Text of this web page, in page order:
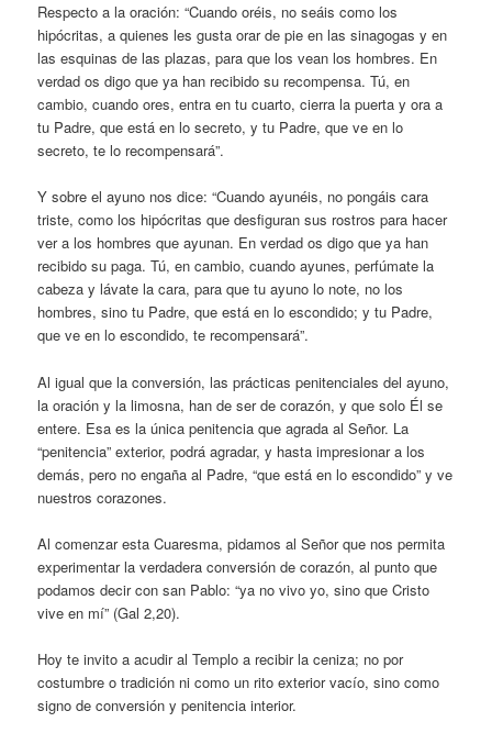
Respecto a la oración: “Cuando oréis, no seáis como los
hipócritas, a quienes les gusta orar de pie en las sinagogas y en
las esquinas de las plazas, para que los vean los hombres. En
verdad os digo que ya han recibido su recompensa. Tú, en
cambio, cuando ores, entra en tu cuarto, cierra la puerta y ora a
tu Padre, que está en lo secreto, y tu Padre, que ve en lo
secreto, te lo recompensará”.
Y sobre el ayuno nos dice: “Cuando ayunéis, no pongáis cara
triste, como los hipócritas que desfiguran sus rostros para hacer
ver a los hombres que ayunan. En verdad os digo que ya han
recibido su paga. Tú, en cambio, cuando ayunes, perfúmate la
cabeza y lávate la cara, para que tu ayuno lo note, no los
hombres, sino tu Padre, que está en lo escondido; y tu Padre,
que ve en lo escondido, te recompensará”.
Al igual que la conversión, las prácticas penitenciales del ayuno,
la oración y la limosna, han de ser de corazón, y que solo Él se
entere. Esa es la única penitencia que agrada al Señor. La
“penitencia” exterior, podrá agradar, y hasta impresionar a los
demás, pero no engaña al Padre, “que está en lo escondido” y ve
nuestros corazones.
Al comenzar esta Cuaresma, pidamos al Señor que nos permita
experimentar la verdadera conversión de corazón, al punto que
podamos decir con san Pablo: “ya no vivo yo, sino que Cristo
vive en mí” (Gal 2,20).
Hoy te invito a acudir al Templo a recibir la ceniza; no por
costumbre o tradición ni como un rito exterior vacío, sino como
signo de conversión y penitencia interior.